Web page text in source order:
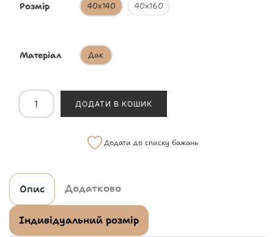
Розмір 40х140 40х160
Матеріал Дак
ДОДАТИ В КОШИК
Додати до списку бажань
Опис Додатково
Індивідуальний розмір